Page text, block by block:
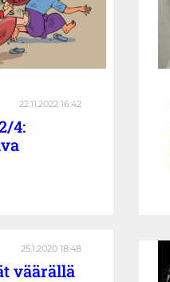
22.11.2022 16:42
4:
25.1.2020 18:48
väärällä